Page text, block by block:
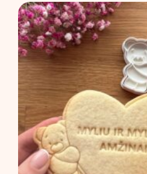
Price
range:
6,00 €
through
10,00 €
This
product
has
multiple
variants.
options
be
chosen
on
the